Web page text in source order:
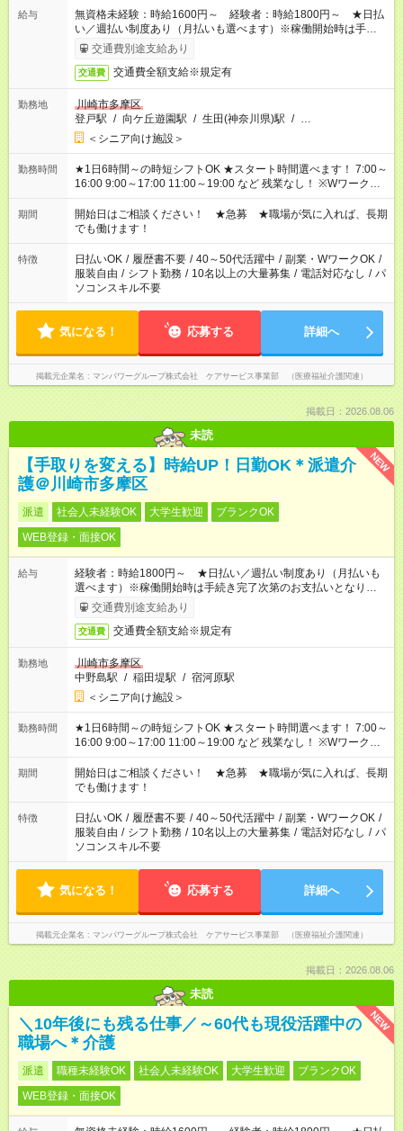
給与
無資格未経験：時給1600円～ 経験者：時給1800円～ ★日払
い／週払い制度あり（月払いも選べます）※稼働開始時は手続き
完了次第のお支払いとなります。
交通費別途支給あり
交通費 交通費全額支給※規定有
勤務地
川崎市多摩区
登戸駅 / 向ケ丘遊園駅 / 生田(神奈川県)駅 / …
＜シニア向け施設＞
勤務時間
★1日6時間～の時短シフトOK ★スタート時間選べます！ 7:00～
16:00 9:00～17:00 11:00～19:00 など 残業なし！ ※Wワークの
場合、他のお仕事と合わせ週40時間超の就業はご案内できませ
ん ※法令に基づき、週20時間以上勤務は社会保険への加入対象
となります ※労働者派遣法（日雇い派遣の原則禁止）により、
短時間・短期間の就業はご案内が難しい場合があります
期間
開始日はご相談ください！ ★急募 ★職場が気に入れば、長期
でも働けます！
特徴 日払いOK / 履歴書不要 / 40～50代活躍中 / 副業・WワークOK /
服装自由 / シフト勤務 / 10名以上の大量募集 / 電話対応なし / パ
ソコンスキル不要
気になる！ 応募する 詳細へ
掲載元企業名 マンパワーグループ株式会社 ケアサービス事業部 （医療福祉介護関連）
掲載日：2026.08.06
未読
NEW
【手取りを変える】時給UP！日勤OK＊派遣介
護＠川崎市多摩区
派遣 社会人未経験OK 大学生歓迎
ブランクOK
WEB登録・面接OK
給与
経験者：時給1800円～ ★日払い／週払い制度あり（月払いも
選べます）※稼働開始時は手続き完了次第のお支払いとなりま
す。交通費別途支給あり
交通費 交通費全額支給※規定有
勤務地
川崎市多摩区
中野島駅 / 稲田堤駅 / 宿河原駅
＜シニア向け施設＞
勤務時間
★1日6時間～の時短シフトOK ★スタート時間選べます！ 7:00～
16:00 9:00～17:00 11:00～19:00 など 残業なし！ ※Wワークの
場合、他のお仕事と合わせ週40時間超の就業はご案内できませ
ん ※法令に基づき、週20時間以上勤務は社会保険への加入対象
となります ※労働者派遣法（日雇い派遣の原則禁止）により、
短時間・短期間の就業はご案内が難しい場合があります
期間
開始日はご相談ください！ ★急募 ★職場が気に入れば、長期
でも働けます！
特徴 日払いOK / 履歴書不要 / 40～50代活躍中 / 副業・WワークOK /
服装自由 / シフト勤務 / 10名以上の大量募集 / 電話対応なし / パ
ソコンスキル不要
気になる！ 応募する 詳細へ
掲載元企業名 マンパワーグループ株式会社 ケアサービス事業部 （医療福祉介護関連）
掲載日：2026.08.06
未読
NEW
＼10年後にも残る仕事／～60代も現役活躍中の
職場へ＊介護
派遣 職種未経験OK 社会人未経験OK 大学生歓迎
ブランクOK
WEB登録・面接OK